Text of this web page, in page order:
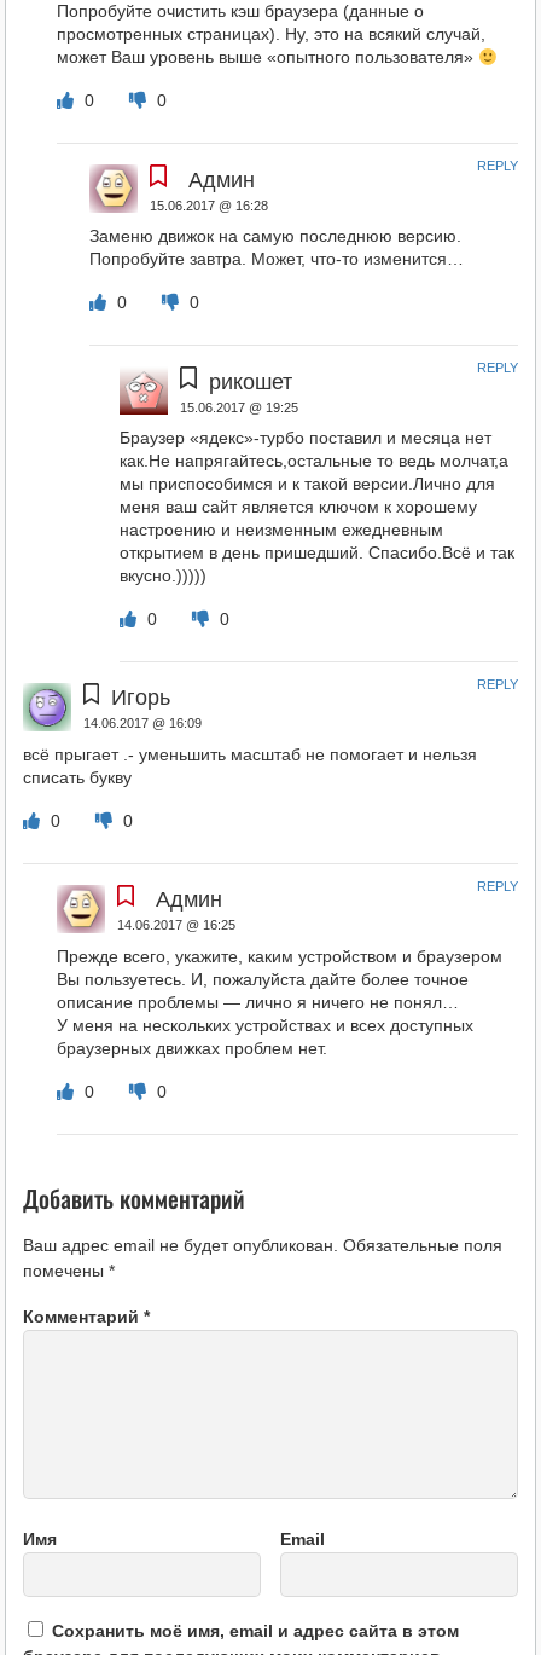
Попробуйте очистить кэш браузера (данные о
просмотренных страницах). Ну, это на всякий случай,
может Ваш уровень выше «опытного пользователя»
0 0
Админ
15.06.2017 @ 16:28
Заменю движок на самую последнюю версию.
Попробуйте завтра. Может, что-то изменится…
0 0
REPLY
рикошет
15.06.2017 @ 19:25
Браузер «ядекс»-турбо поставил и месяца нет
как.Не напрягайтесь,остальные то ведь молчат,а
мы приспособимся и к такой версии.Лично для
меня ваш сайт является ключом к хорошему
настроению и неизменным ежедневным
открытием в день пришедший. Спасибо.Всё и так
вкусно.)))))
0 0
REPLY
Игорь
14.06.2017 @ 16:09
всё прыгает .- уменьшить масштаб не помогает и нельзя
списать букву
0 0
REPLY
Админ
14.06.2017 @ 16:25
Прежде всего, укажите, каким устройством и браузером
Вы пользуетесь. И, пожалуйста дайте более точное
описание проблемы — лично я ничего не понял…
У меня на нескольких устройствах и всех доступных
браузерных движках проблем нет.
0 0
REPLY
Добавить комментарий
Ваш адрес email не будет опубликован. Обязательные поля
помечены *
Комментарий *
Имя Email
Сохранить моё имя, email и адрес сайта в этом